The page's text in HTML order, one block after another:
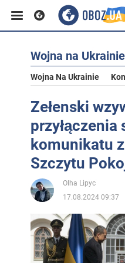
Wojna na Ukrainie
Wojna Na Ukrainie
Zełenski
przyłączenia
komunikatu
Szczytu
Olha Lipyc
17.08.2024 09:37